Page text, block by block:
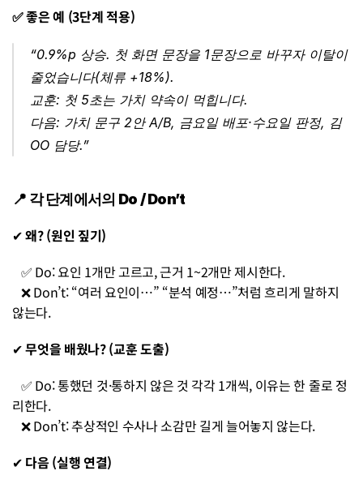
✅ 좋은 예 (3단계 적용)
“0.9%p 상승. 첫 화면 문장을 1문장으로 바꾸자 이탈이
줄었습니다(체류 +18%).
교훈: 첫 5초는 가치 약속이 먹힙니다.
다음: 가치 문구 2안 A/B, 금요일 배포·수요일 판정, 김
OO 담당.”
📍 각 단계에서의 Do / Don’t
✔︎ 왜? (원인 짚기)
   ✅ Do: 요인 1개만 고르고, 근거 1~2개만 제시한다.
   ❌ Don’t: “여러 요인이…” “분석 예정…”처럼 흐리게 말하지
않는다.
✔︎ 무엇을 배웠나? (교훈 도출)
   ✅ Do: 통했던 것·통하지 않은 것 각각 1개씩, 이유는 한 줄로 정
리한다.
   ❌ Don’t: 추상적인 수사나 소감만 길게 늘어놓지 않는다.
✔︎ 다음 (실행 연결)